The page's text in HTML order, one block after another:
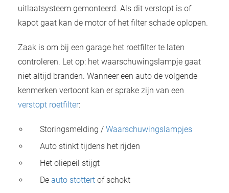
uitlaatsysteem gemonteerd. Als dit verstopt is of
kapot gaat kan de motor of het filter schade oplopen.
Zaak is om bij een garage het roetfilter te laten
controleren. Let op: het waarschuwingslampje gaat
niet altijd branden. Wanneer een auto de volgende
kenmerken vertoont kan er sprake zijn van een
verstopt roetfilter:
Storingsmelding /Waarschuwingslampjes
Auto stinkt tijdens het rijden
Het oliepeil stijgt
Deauto stottert of schokt